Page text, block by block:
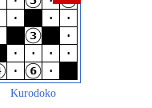
Kurodoko